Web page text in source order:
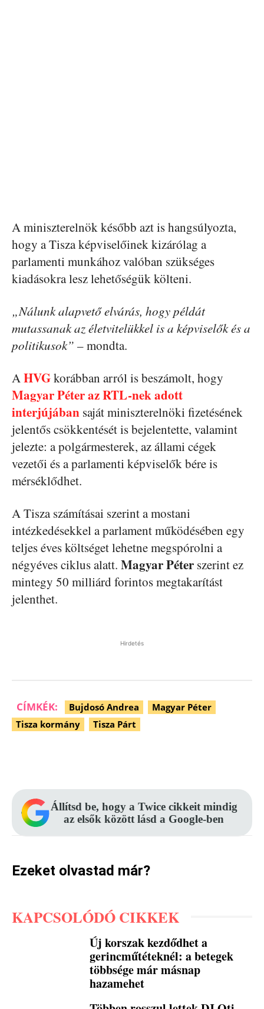
A miniszterelnök később azt is hangsúlyozta,
hogy a Tisza képviselőinek kizárólag a
parlamenti munkához valóban szükséges
kiadásokra lesz lehetőségük költeni.
„Nálunk alapvető elvárás, hogy példát
mutassanak az életvitelükkel is a képviselők és a
politikusok” – mondta.
AHVGkorábban arról is beszámolt, hogy
Magyar Péter az RTL-nek adott
interjújában saját miniszterelnöki fizetésének
jelentős csökkentését is bejelentette, valamint
jelezte: a polgármesterek, az állami cégek
vezetői és a parlamenti képviselők bére is
mérséklődhet.
A Tisza számításai szerint a mostani
intézkedésekkel a parlament működésében egy
teljes éves költséget lehetne megspórolni a
négyéves ciklus alatt. Magyar Péter szerint ez
mintegy 50 milliárd forintos megtakarítást
jelenthet.
Hirdetés
CÍMKÉK: Bujdosó Andrea
Magyar Péter
Tisza kormány
Tisza Párt
Állítsd be, hogy a Twice cikkeit mindig
az elsők között lásd a Google-ben
Ezeket olvastad már?
KAPCSOLÓDÓ CIKKEK
Új korszak kezdődhet a
gerincműtéteknél: a betegek
többsége már másnap
hazamehet